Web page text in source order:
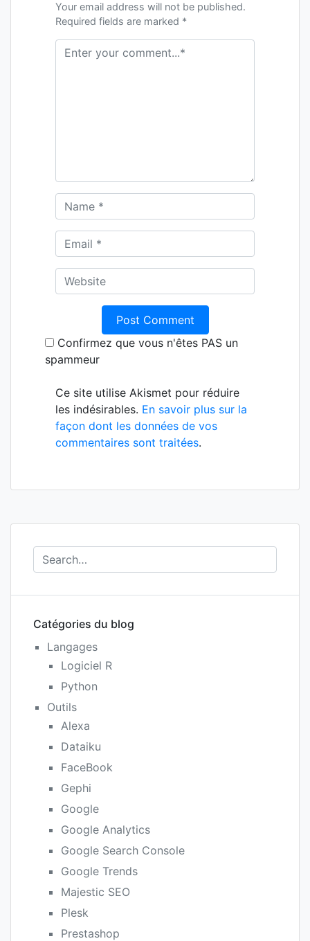
Your email address will not be published.
Required fields are marked *
Confirmez que vous n'êtes PAS un
spammeur
Ce site utilise Akismet pour réduire
les indésirables. En savoir plus sur la
façon dont les données de vos
commentaires sont traitées.
Catégories du blog
Langages
Logiciel R
Python
Outils
Alexa
Dataiku
FaceBook
Gephi
Google
Google Analytics
Google Search Console
Google Trends
Majestic SEO
Plesk
Prestashop